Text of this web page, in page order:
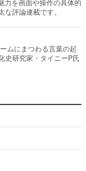
力を画面や操作の具体的
評論連載です。
ムにまつわる言葉の起
史研究家・タイニーP氏